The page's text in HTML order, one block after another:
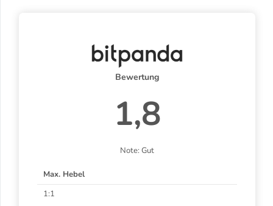
Bewertung
1,8
Note: Gut
Max. Hebel
1:1